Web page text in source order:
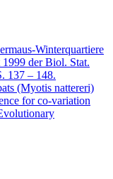
Winterquartiere
der Biol. Stat.
137 – 148.
(Myotis nattereri)
for co-variation